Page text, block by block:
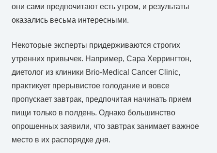
они сами предпочитают есть утром, и результаты
оказались весьма интересными.
Некоторые эксперты придерживаются строгих
утренних привычек. Например, Сара Херрингтон,
диетолог из клиники Brio-Medical Cancer Clinic,
практикует прерывистое голодание и вовсе
пропускает завтрак, предпочитая начинать прием
пищи только в полдень. Однако большинство
опрошенных заявили, что завтрак занимает важное
место в их распорядке дня.